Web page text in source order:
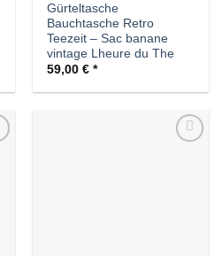
Gürteltasche
Bauchtasche Retro
Teezeit – Sac banane
vintage Lheure du The
59,00€